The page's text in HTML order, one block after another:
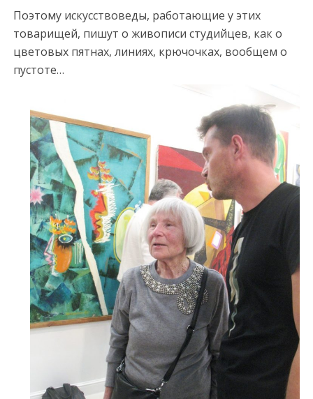
Поэтому искусствоведы, работающие у этих
товарищей, пишут о живописи студийцев, как о
цветовых пятнах, линиях, крючочках, вообщем о
пустоте…